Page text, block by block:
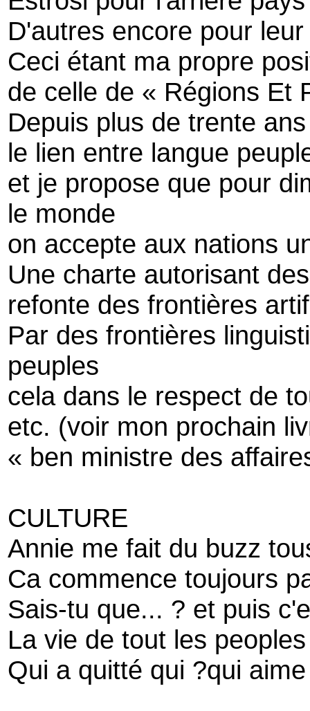
D'autres encore pour
Ceci étant ma propre
de celle de « Régions Et
Depuis plus de trente
le lien entre langue
et je propose que pour
le monde
on accepte aux nations
Une charte autorisant
refonte des frontières
Par des frontières
peuples
cela dans le respect de
etc. (voir mon prochain
« ben ministre des
CULTURE
Annie me fait du buzz
Ca commence toujours
Sais-tu que... ? et puis
La vie de tout les peoples
Qui a quitté qui ?qui